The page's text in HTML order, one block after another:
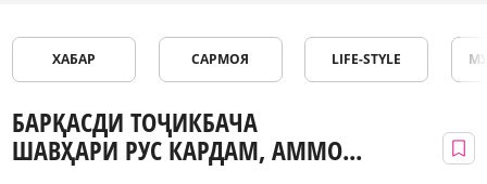
ХАБАР САРМОЯ LIFE-STYLE
БАРҚАСДИ ТОҶИКБАЧА
ШАВҲАРИ РУС КАРДАМ, АММО...